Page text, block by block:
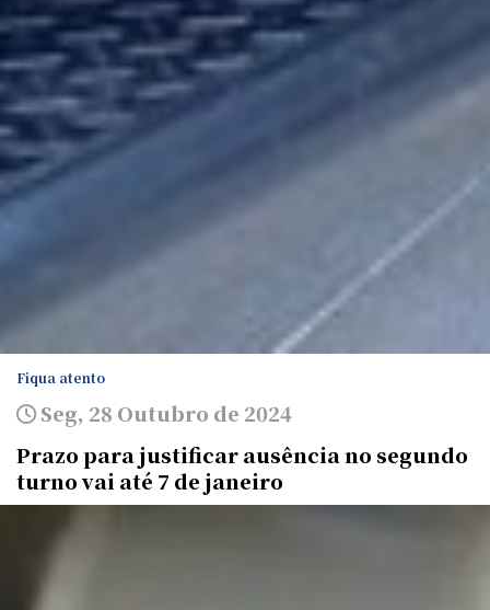
Fiqua atento
Seg, 28 Outubro de 2024
Prazo para justificar ausência no segundo
turno vai até 7 de janeiro